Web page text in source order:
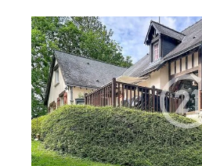
CARCAGNY 14
262,60 m2, 8 pièces
Ref : 1232
Maison à vendre
395 000 €
Visiter le site dédié